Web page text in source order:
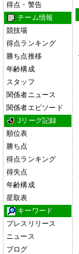
得点・警告
チーム情報
競技場
得点ランキング
勝ち点推移
年齢構成
スタッフ
関係者ニュース
関係者エピソード
Jリーグ記録
順位表
勝ち点
得点ランキング
得失点
年齢構成
星取表
キーワード
プレスリリース
ニュース
ブログ